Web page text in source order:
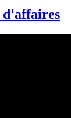
d'affaires